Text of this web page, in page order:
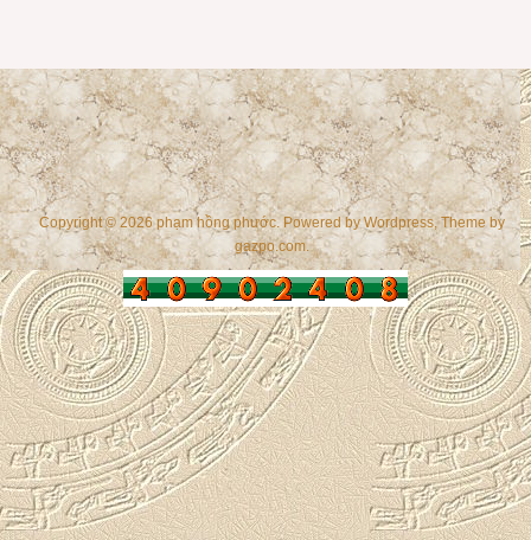
Copyright © 2026 phạm hồng phước. Powered byWordpress, Theme by
gazpo.com.